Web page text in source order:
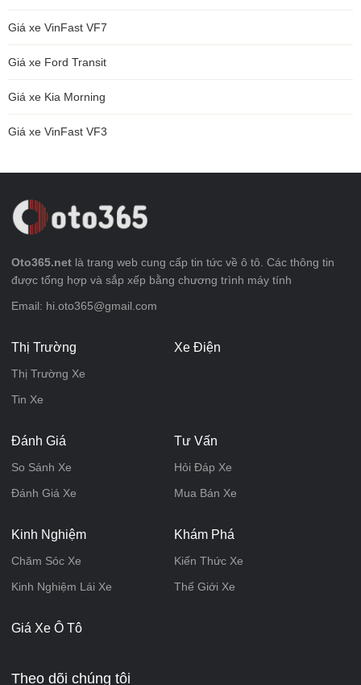
Giá xe VinFast VF7
Giá xe Ford Transit
Giá xe Kia Morning
Giá xe VinFast VF3
Oto365.net là trang web cung cấp tin tức về ô tô. Các thông tin
được tổng hợp và sắp xếp bằng chương trình máy tính
Email: hi.oto365@gmail.com
Thị Trường
Thị Trường Xe
Tin Xe
Xe Điện
Đánh Giá
So Sánh Xe
Đánh Giá Xe
Tư Vấn
Hỏi Đáp Xe
Mua Bán Xe
Kinh Nghiệm
Chăm Sóc Xe
Kinh Nghiệm Lái Xe
Khám Phá
Kiến Thức Xe
Thế Giới Xe
Giá Xe Ô Tô
Theo dõi chúng tôi